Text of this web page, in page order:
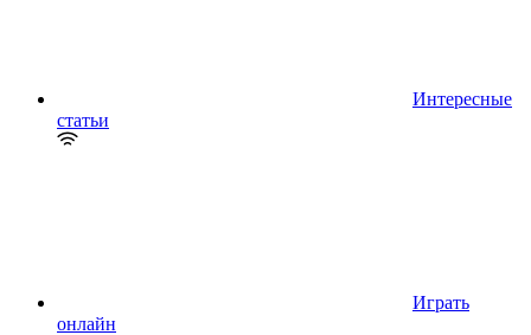
Интересные
статьи
Играть
онлайн